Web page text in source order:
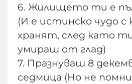
6. Жилището ти е
(И е истинско чудо с
хранят, след като
умираш от глад)
7. Празнуваш 8
седмица (Но не